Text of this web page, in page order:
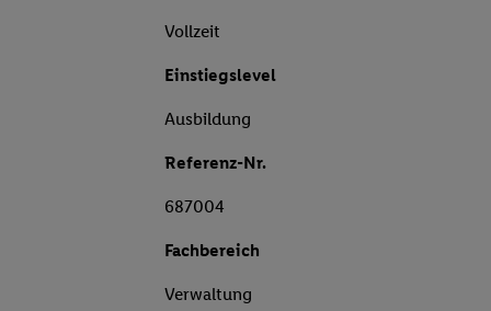
Vollzeit
Einstiegslevel
Ausbildung
Referenz-Nr.
687004
Fachbereich
Verwaltung